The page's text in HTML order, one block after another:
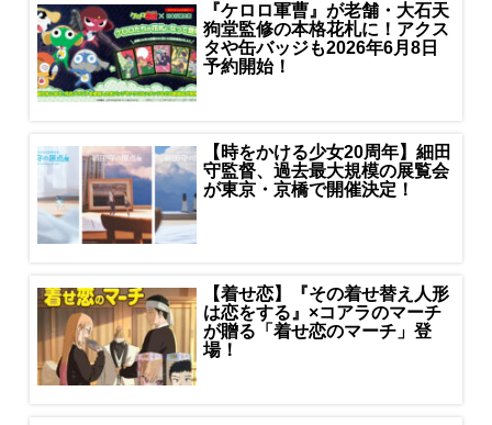
『ケロロ軍曹』が老舗・大石天
狗堂監修の本格花札に！アクス
タや缶バッジも2026年6月8日
予約開始！
【時をかける少女20周年】細田
守監督、過去最大規模の展覧会
が東京・京橋で開催決定！
【着せ恋】『その着せ替え人形
は恋をする』×コアラのマーチ
が贈る「着せ恋のマーチ」登
場！